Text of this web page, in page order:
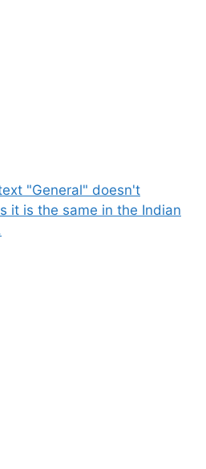
"General" doesn't
it is the same in the Indian